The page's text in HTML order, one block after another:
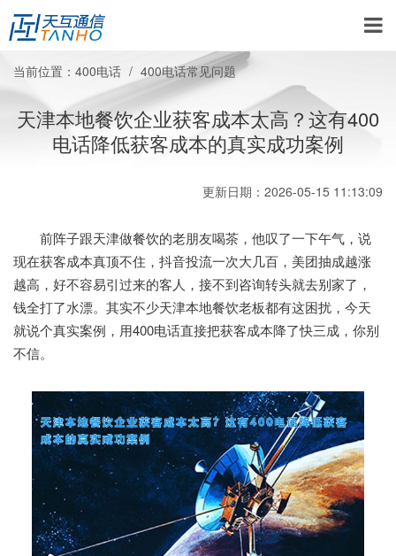
当前位置： 400电话 400电话常见问题
天津本地餐饮企业获客成本太高？这有400
电话降低获客成本的真实成功案例
更新日期：2026-05-15 11:13:09
前阵子跟天津做餐饮的老朋友喝茶，他叹了一下午气，说
现在获客成本真顶不住，抖音投流一次大几百，美团抽成越涨
越高，好不容易引过来的客人，接不到咨询转头就去别家了，
钱全打了水漂。其实不少天津本地餐饮老板都有这困扰，今天
就说个真实案例，用400电话直接把获客成本降了快三成，你别
不信。